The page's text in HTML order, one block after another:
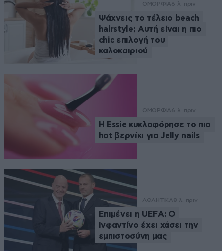
ΟΜΟΡΦΙΑ6 λ. πριν
Ψάχνεις το τέλειο beach
hairstyle; Αυτή είναι η πιο
chic επιλογή του
καλοκαιριού
ΟΜΟΡΦΙΑ6 λ. πριν
Η Essie κυκλοφόρησε το πιο
hot βερνίκι για Jelly nails
ΑΘΛΗΤΙΚΑ8 λ. πριν
Επιμένει η UEFA: Ο
Ινφαντίνο έχει χάσει την
εμπιστοσύνη μας